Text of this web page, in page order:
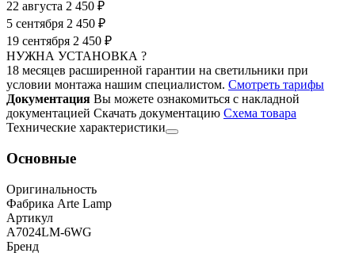
22 августа 2 450 ₽
5 сентября 2 450 ₽
19 сентября 2 450 ₽
НУЖНА УСТАНОВКА ?
18 месяцев расширенной гарантии на светильники при
условии монтажа нашим специалистом. Смотреть тарифы
Документация Вы можете ознакомиться с накладной
документацией Скачать документацию Cхема товара
Технические характеристики
Основные
Оригинальность
Фабрика Arte Lamp
Артикул
A7024LM-6WG
Бренд